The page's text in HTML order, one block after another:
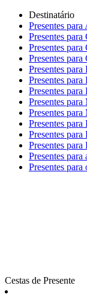
Destinatário
Presentes para
Presentes para
Presentes para
Presentes para
Presentes
Presentes para
Presentes
Presentes para
Presentes para
Presentes para
Presentes
Presentes
Presentes para
Presentes para
Cestas de Presente